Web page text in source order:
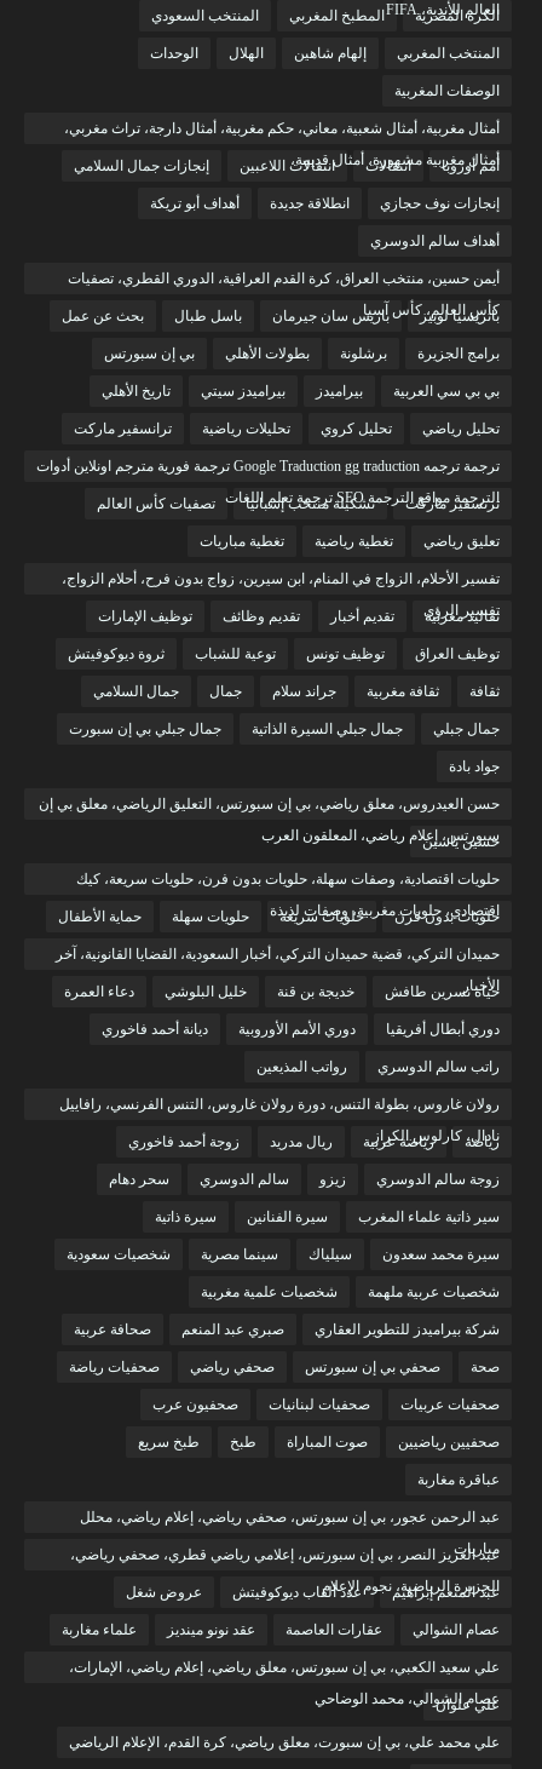
العالم للأندية، FIFA
الكرة المصرية المطبخ المغربي المنتخب السعودي
المنتخب المغربي إلهام شاهين الهلال الوحدات
الوصفات المغربية
أمثال مغربية، أمثال شعبية، معاني، حكم مغربية، أمثال دارجة، تراث مغربي،
أمثال مغربية مشهورة، أمثال قديمة،
أمم أوروبا انتقالات انتقالات اللاعبين إنجازات جمال السلامي
إنجازات نوف حجازي انطلاقة جديدة أهداف أبو تريكة
أهداف سالم الدوسري
أيمن حسين، منتخب العراق، كرة القدم العراقية، الدوري القطري، تصفيات
كأس العالم، كأس آسيا
باتريسيا لوبيز باريس سان جيرمان باسل طبال بحث عن عمل
برامج الجزيرة برشلونة بطولات الأهلي بي إن سبورتس
بي بي سي العربية بيراميدز بيراميدز سيتي تاريخ الأهلي
تحليل رياضي تحليل كروي تحليلات رياضية ترانسفير ماركت
ترجمة ترجمه Google Traduction gg traduction ترجمة فورية مترجم اونلاين أدوات
الترجمة مواقع الترجمة SEO ترجمة تعلم اللغات
ترنسفير ماركت تشكيلة منتخب إسبانيا تصفيات كأس العالم
تعليق رياضي تغطية رياضية تغطية مباريات
تفسير الأحلام، الزواج في المنام، ابن سيرين، زواج بدون فرح، أحلام الزواج،
تفسير الرؤى
تقاليد مغربية تقديم أخبار تقديم وظائف توظيف الإمارات
توظيف العراق توظيف تونس توعية للشباب ثروة ديوكوفيتش
ثقافة ثقافة مغربية جراند سلام جمال جمال السلامي
جمال جبلي جمال جبلي السيرة الذاتية جمال جبلي بي إن سبورت
جواد بادة
حسن العيدروس، معلق رياضي، بي إن سبورتس، التعليق الرياضي، معلق بي إن
سبورتس، إعلام رياضي، المعلقون العرب
حسين ياسين
حلويات اقتصادية، وصفات سهلة، حلويات بدون فرن، حلويات سريعة، كيك
اقتصادي، حلويات مغربية، وصفات لذيذة
حلويات بدون فرن حلويات سريعة حلويات سهلة حماية الأطفال
حميدان التركي، قضية حميدان التركي، أخبار السعودية، القضايا القانونية، آخر
الأخبار
حياة نسرين طافش خديجة بن قنة خليل البلوشي دعاء العمرة
دوري أبطال أفريقيا دوري الأمم الأوروبية ديانة أحمد فاخوري
راتب سالم الدوسري رواتب المذيعين
رولان غاروس، بطولة التنس، دورة رولان غاروس، التنس الفرنسي، رافاييل
نادال، كارلوس الكراز
رياضة رياضة عربية ريال مدريد زوجة أحمد فاخوري
زوجة سالم الدوسري زيزو سالم الدوسري سحر دهام
سير ذاتية علماء المغرب سيرة الفنانين سيرة ذاتية
سيرة محمد سعدون سيلياك سينما مصرية شخصيات سعودية
شخصيات عربية ملهمة شخصيات علمية مغربية
شركة بيراميدز للتطوير العقاري صبري عبد المنعم صحافة عربية
صحة صحفي بي إن سبورتس صحفي رياضي صحفيات رياضة
صحفيات عربيات صحفيات لبنانيات صحفيون عرب
صحفيين رياضيين صوت المباراة طبخ طبخ سريع
عباقرة مغاربة
عبد الرحمن عجور، بي إن سبورتس، صحفي رياضي، إعلام رياضي، محلل
مباريات
عبد العزيز النصر، بي إن سبورتس، إعلامي رياضي قطري، صحفي رياضي،
الجزيرة الرياضية، نجوم الإعلام
عبد المنعم إبراهيم عدد ألقاب ديوكوفيتش عروض شغل
عصام الشوالي عقارات العاصمة عقد نونو مينديز علماء مغاربة
علي سعيد الكعبي، بي إن سبورتس، معلق رياضي، إعلام رياضي، الإمارات،
عصام الشوالي، محمد الوضاحي
علي علوان
علي محمد علي، بي إن سبورت، معلق رياضي، كرة القدم، الإعلام الرياضي